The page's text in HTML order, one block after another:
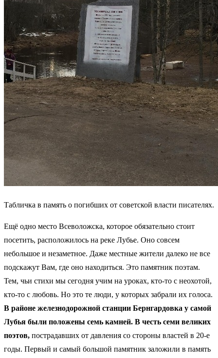
Табличка в память о погибших от советской власти писателях.
Ещё одно место Всеволожска, которое обязательно стоит
посетить, расположилось на реке Лубье. Оно совсем
небольшое и незаметное. Даже местные жители далеко не все
подскажут Вам, где оно находиться. Это памятник поэтам.
Тем, чьи стихи мы сегодня учим на уроках, кто-то с неохотой,
кто-то с любовь. Но это те люди, у которых забрали их голоса.
В районе железнодорожной станции Бернгардовка у самой
Лубья были положены семь камней. В честь семи великих
поэтов, пострадавших от давления со стороны властей в 20-е
годы. Первый и самый большой памятник заложили в память